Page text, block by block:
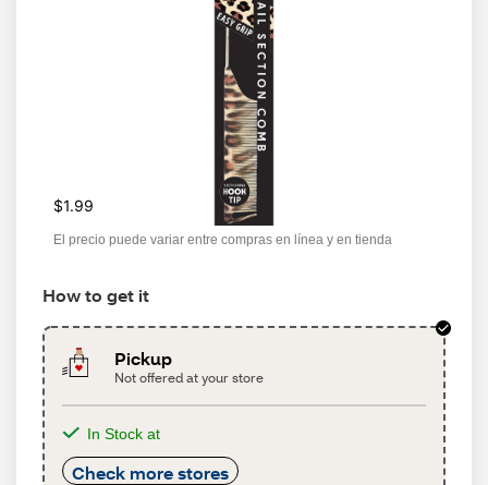
$1.99
El precio puede variar entre compras en línea y en tienda
How to get it
Pickup
Not offered at your store
In Stock at
Check more stores